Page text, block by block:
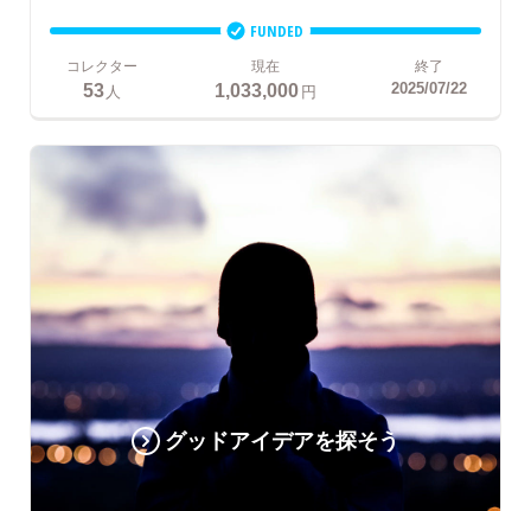
FUNDED
コレクター
53人
現在
1,033,000円
終了
2025/07/22
グッドアイデアを探そう